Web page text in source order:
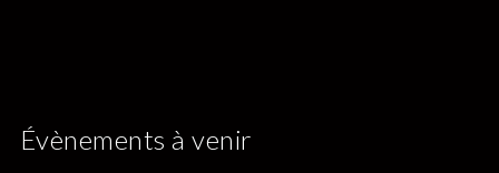
Évènements à venir